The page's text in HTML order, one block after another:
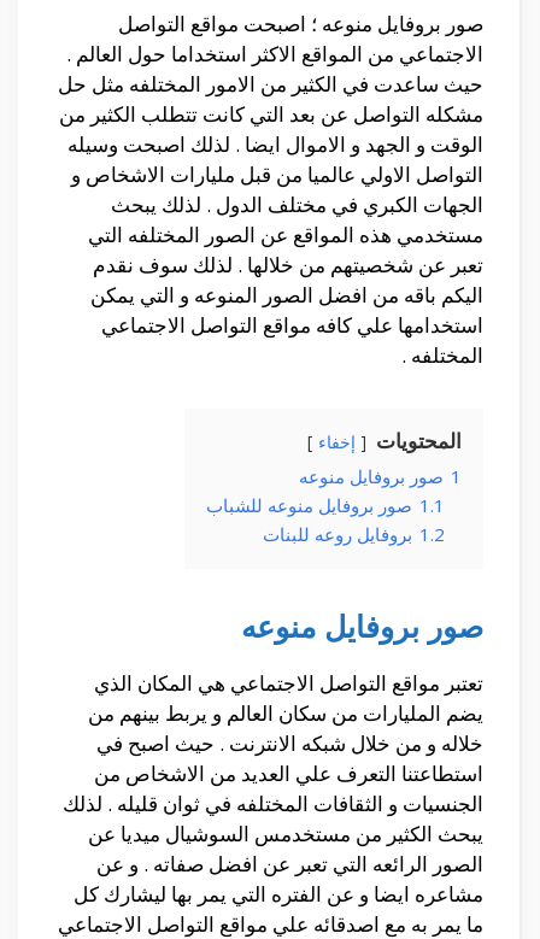
صور بروفايل منوعه ؛ اصبحت مواقع التواصل
الاجتماعي من المواقع الاكثر استخداما حول العالم .
حيث ساعدت في الكثير من الامور المختلفه مثل حل
مشكله التواصل عن بعد التي كانت تتطلب الكثير من
الوقت و الجهد و الاموال ايضا . لذلك اصبحت وسيله
التواصل الاولي عالميا من قبل مليارات الاشخاص و
الجهات الكبري في مختلف الدول . لذلك يبحث
مستخدمي هذه المواقع عن الصور المختلفه التي
تعبر عن شخصيتهم من خلالها . لذلك سوف نقدم
اليكم باقه من افضل الصور المنوعه و التي يمكن
استخدامها علي كافه مواقع التواصل الاجتماعي
المختلفه .
المحتويات إخفاء
1 صور بروفايل منوعه
1.1 صور بروفايل منوعه للشباب
1.2 بروفايل روعه للبنات
صور بروفايل منوعه
تعتبر مواقع التواصل الاجتماعي هي المكان الذي
يضم المليارات من سكان العالم و يربط بينهم من
خلاله و من خلال شبكه الانترنت . حيث اصبح في
استطاعتنا التعرف علي العديد من الاشخاص من
الجنسيات و الثقافات المختلفه في ثوان قليله . لذلك
يبحث الكثير من مستخدمس السوشيال ميديا عن
الصور الرائعه التي تعبر عن افضل صفاته . و عن
مشاعره ايضا و عن الفتره التي يمر بها ليشارك كل
ما يمر به مع اصدقائه علي مواقع التواصل الاجتماعي